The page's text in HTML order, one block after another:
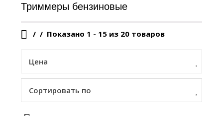
Триммеры бензиновые
/ Показано 1 - 15 из 20 товаров
Цена
Сортировать по